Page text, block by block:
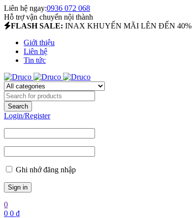
Liên hệ ngay:0936 072 068
Hỗ trợ vận chuyển nội thành
FLASH SALE: INAX KHUYẾN MÃI LÊN ĐẾN 40%
Giới thiệu
Liên hệ
Tin tức
Login/Register
Ghi nhớ đăng nhập
0
0 0 ₫